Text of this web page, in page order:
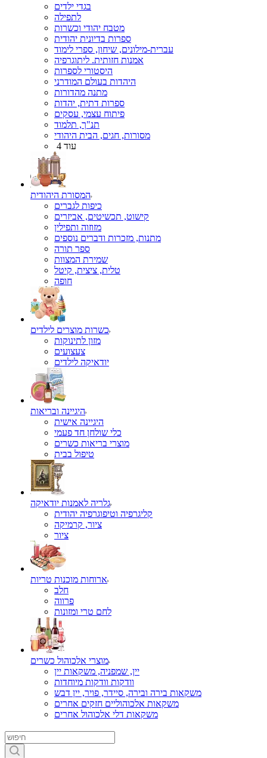
בגדי ילדים
לתפילה
מטבח יהודי וכשרות
ספרות בדיונית יהודית
עברית-מילונים, שיחון, ספרי לימוד
אמנות חזותית. ליתוגרפיה
היסטורי לספרות
היהדות בעולם המודרני
מתנה מהדורות
ספרות דתית, יהדות
פיתוח עצמי, עסקים
תנ"ך, תלמוד
מסורות, חגים, הבית היהודי
עוד 4
המסורת היהודית
כיפות לגברים
קישוט, תכשיטים, אביזרים
מזוזוה ותפילין
מתנות, מזכרות ודברים נוספים
ספר תורה
שמירת המצוות
טלית, ציצית, קיטל
כשרות מוצרים לילדים
מזון לתינוקות
צעצועים
יודאיקה לילדים
היגיינה ובריאות
היגיינה אישית
כלי שולחן חד פעמי
מוצרי בריאות כשרים
טיפול בבית
גלריה לאמנות יודאיקה
קליגרפיה וטיפוגרפיה יהודית
ציור, קרמיקה
ציור
ארוחות מוכנות טריות
חלב
פרווה
לחם טרי ומזונות
מוצרי אלכוהול כשרים
יין, שמפניה, משקאות יין
וודקות וודקות מיוחדות
משקאות בירה ובירה, סיידר, פויר, יין דבש
משקאות אלכוהוליים חזקים אחרים
משקאות דלי אלכוהול אחרים